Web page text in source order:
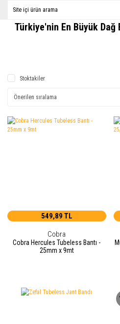
Türkiye'nin En Büyük Dağ
Stoktakiler
549,89 TL
Cobra
Cobra Hercules Tubeless Bantı -
25mm x 9mt